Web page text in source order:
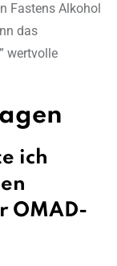
Fastens Alkohol
das
wertvolle
ich
OMAD-